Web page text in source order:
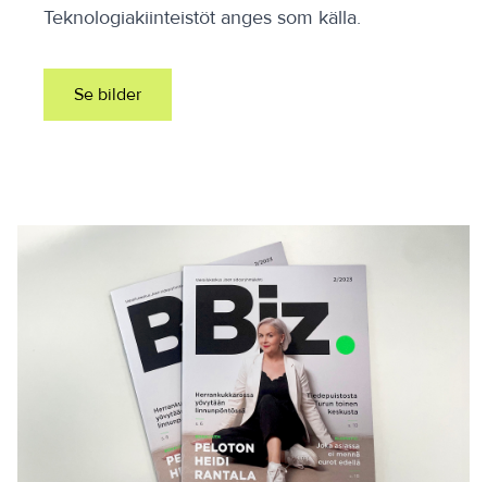
Teknologiakiinteistöt anges som källa.
Se bilder